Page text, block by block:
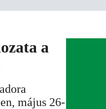
a
május 26-